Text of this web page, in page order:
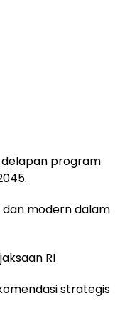
program
dan modern dalam
RI
strategis